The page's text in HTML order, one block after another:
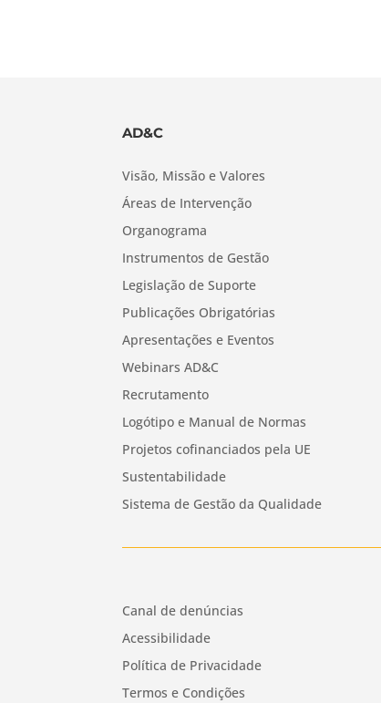
AD&C
Visão, Missão e Valores
Áreas de Intervenção
Organograma
Instrumentos de Gestão
Legislação de Suporte
Publicações Obrigatórias
Apresentações e Eventos
Webinars AD&C
Recrutamento
Logótipo e Manual de Normas
Projetos cofinanciados pela UE
Sustentabilidade
Sistema de Gestão da Qualidade
Canal de denúncias
Acessibilidade
Política de Privacidade
Termos e Condições